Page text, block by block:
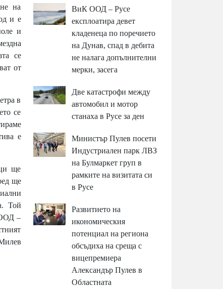
на
и е
и
се
от
в
се
е
ще
ще
Той
ООД –
ВиК ООД – Русе
експлоатира девет
кладенеца по поречието
на Дунав, спад в дебита
не налага допълнителни
мерки, засега
Две катастрофи между
автомобил и мотор
станаха в Русе за ден
Министър Пулев посети
Индустриален парк ЛВЗ
на Булмаркет груп в
рамките на визитата си
в Русе
Развитието на
икономическия
потенциал на региона
обсъдиха на среща с
вицепремиера
Александър Пулев в
Областната